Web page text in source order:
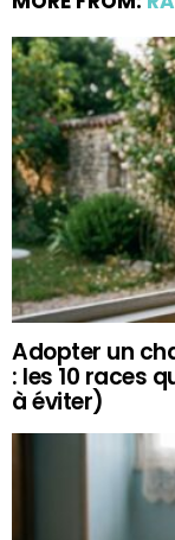
Adopter un
: les 10 races
à éviter)